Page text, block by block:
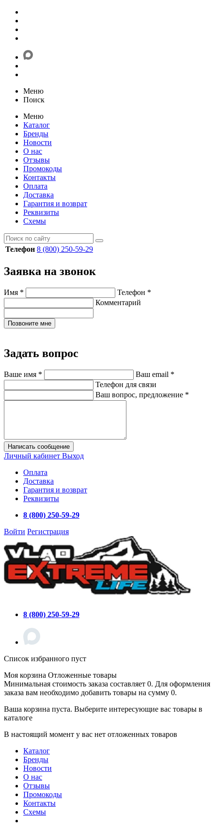
Меню
Поиск
Меню
Каталог
Бренды
Новости
О нас
Отзывы
Промокоды
Контакты
Оплата
Доставка
Гарантия и возврат
Реквизиты
Схемы
Телефон 8 (800) 250-59-29
Заявка на звонок
Имя * Телефон *
Комментарий
Позвоните мне
Задать вопрос
Ваше имя * Ваш email *
Телефон для связи
Ваш вопрос, предложение *
Написать сообщение
Личный кабинет Выход
Оплата
Доставка
Гарантия и возврат
Реквизиты
8 (800) 250-59-29
Войти Регистрация
8 (800) 250-59-29
Список избранного пуст
Моя корзина Отложенные товары
Минимальная стоимость заказа составляет 0. Для оформления
заказа вам необходимо добавить товары на сумму 0.
Ваша корзина пуста. Выберите интересующие вас товары в
каталоге
В настоящий момент у вас нет отложенных товаров
Каталог
Бренды
Новости
О нас
Отзывы
Промокоды
Контакты
Схемы